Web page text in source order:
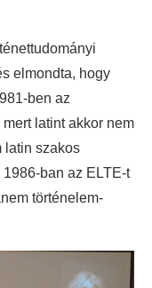
elmondta, hogy
ben az
latint akkor nem
latin szakos
ban az ELTE-t
történelem-